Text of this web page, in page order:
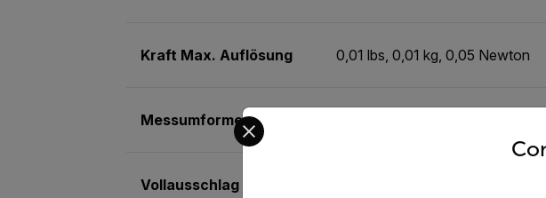
Kraft Max. Auflösung 0,01 lbs, 0,01 kg, 0,05 Newton
Messumformer
Vollausschlag
Select your preferred country and language